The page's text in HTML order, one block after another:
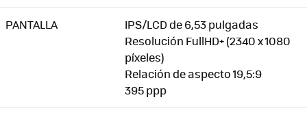
PANTALLA
IPS/LCD de 6,53 pulgadas
Resolución FullHD+ (2340 x 1080
píxeles)
Relación de aspecto 19,5:9
395 ppp